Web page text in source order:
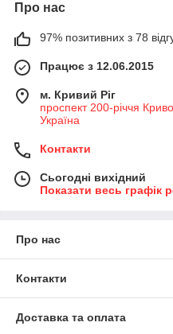
Про нас
97% позитивних з 78
Працює з 12.06.2015
м. Кривий Ріг
проспект 200-річчя
Україна
Контакти
Сьогодні вихідний
Показати весь графік
Про нас
Контакти
Доставка та оплата